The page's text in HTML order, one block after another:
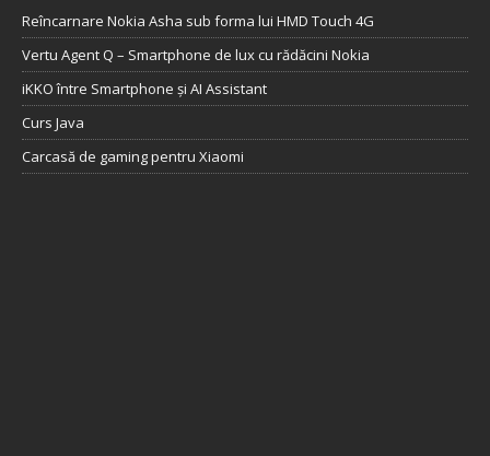
Reîncarnare Nokia Asha sub forma lui HMD Touch 4G
Vertu Agent Q – Smartphone de lux cu rădăcini Nokia
iKKO între Smartphone și AI Assistant
Curs Java
Carcasă de gaming pentru Xiaomi